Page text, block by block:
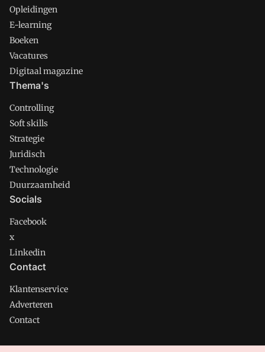
Opleidingen
E-learning
Boeken
Vacatures
Digitaal magazine
Thema's
Controlling
Soft skills
Strategie
Juridisch
Technologie
Duurzaamheid
Socials
Facebook
x
Linkedin
Contact
Klantenservice
Adverteren
Contact